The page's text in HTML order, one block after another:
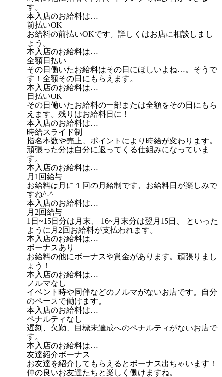
す。
本入店のお給料は…
前払いOK
お給料の前払いOKです。詳しくはお店に相談しまし
ょう。
本入店のお給料は…
全額日払い
その日働いたお給料はその日にほしいよね…。そうで
す！全額その日にもらえます。
本入店のお給料は…
日払いOK
その日働いたお給料の一部または全額をその日にもら
えます。残りはお給料日に！
本入店のお給料は…
時給スライド制
指名本数や売上、ポイントにより時給が変わります。
頑張った分は自分に返ってくる仕組みになっていま
す。
本入店のお給料は…
月1回給与
お給料は月に１回の月給制です。お給料日が楽しみで
すね^-^
本入店のお給料は…
月2回給与
1日~15日分は月末、 16~月末分は翌月15日、 といった
ように月2回お給料が支払われます。
本入店のお給料は…
ボーナスあり
お給料の他にボーナスや賞金があります。頑張りまし
ょう！
本入店のお給料は…
ノルマなし
イベント時や同伴などのノルマがないお店です。自分
のペースで働けます。
本入店のお給料は…
ペナルティなし
遅刻、欠勤、目標未達成へのペナルティがないお店で
す。
本入店のお給料は…
友達紹介ボーナス
お友達を紹介してもらえるとボーナス出ちゃいます！
仲の良いお友達たちと楽しく働けますね。